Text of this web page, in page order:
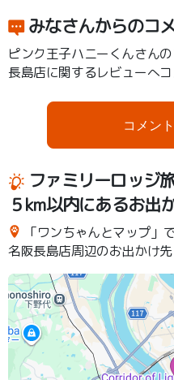
みなさんからのコ
ピンク王子ハニーくんさん
長島店に関するレビューへ
コメン
ファミリーロッジ
５km以内にあるお出
「ワンちゃんとマップ」
名阪長島店周辺のお出かけ先